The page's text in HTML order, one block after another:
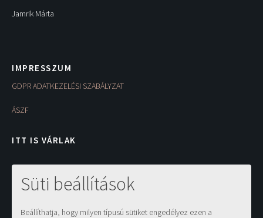
Jamrik Márta
IMPRESSZUM
GDPR ADATKEZELÉSI SZABÁLYZAT
ÁSZF
ITT IS VÁRLAK
Süti beállítások
Beállíthatja, hogy milyen típusú sütiket engedélyez ezen a